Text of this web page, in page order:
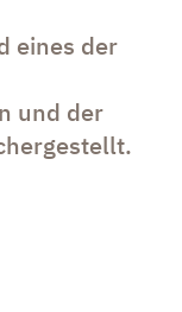
eines der
und der